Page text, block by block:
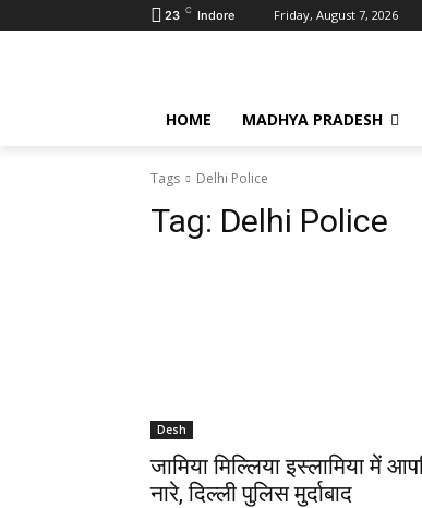
23 C Indore Friday, August 7, 2026
HOME MADHYA PRADESH
Tags Delhi Police
Tag: Delhi Police
Desh
जामिया मिल्लिया इस्लामिया में
नारे, दिल्ली पुलिस मुर्दाबाद